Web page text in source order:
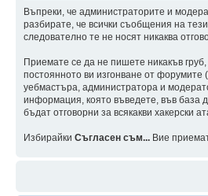
Въпреки, че администраторите и
разбирате, че всички съобщения на
следователно те не носят никаква
Приемате се да не пишете никакъв
постоянното ви изгонване от форумите
уебмастъра, администратора и
информация, която въведете, във база
бъдат отговорни за всякакви хакерски
Избирайки Съгласен съм... Вие